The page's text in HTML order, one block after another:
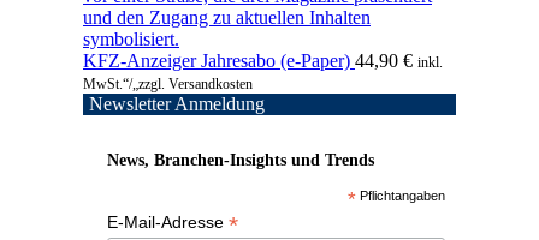
KFZ-Anzeiger Jahresabo (e-Paper) 44,90 € inkl.
MwSt.“/„zzgl. Versandkosten
Newsletter Anmeldung
News, Branchen-Insights und Trends
* Pflichtangaben
E-Mail-Adresse *